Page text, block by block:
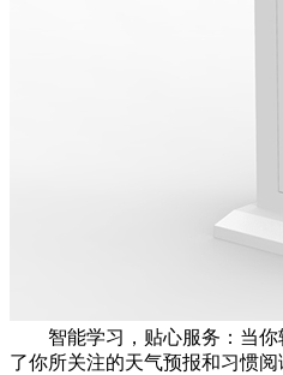
智能学习，贴心服务：当你
了你所关注的天气预报和习惯